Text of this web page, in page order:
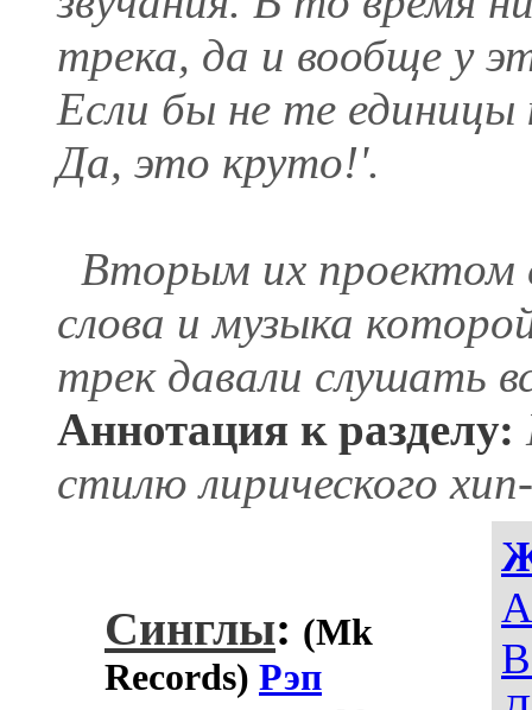
трека, да и вообще у
Если бы не те единицы
Да, это круто!'.
Вторым их проектом
слова и музыка
трек давали слушать
Аннотация к разделу:
стилю лирического
Синглы: (Mk
Records) Рэп